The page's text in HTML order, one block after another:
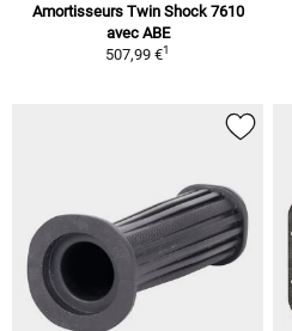
Amortisseurs Twin Shock 7610
avec ABE
507,99 €1